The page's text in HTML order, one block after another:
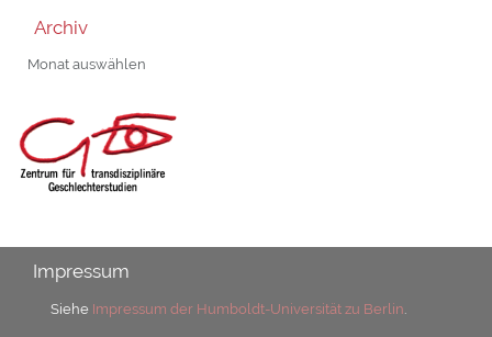
Archiv
Archiv
Impressum
Siehe Impressum der Humboldt-Universität zu Berlin